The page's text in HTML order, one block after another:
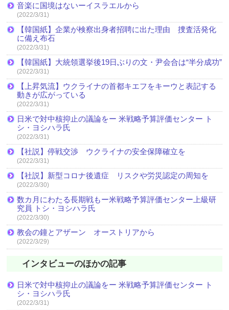
音楽に国境はないーイスラエルから
(2022/3/31)
【韓国紙】企業が検察出身者招聘に出た理由 捜査活発化
に備え布石
(2022/3/31)
【韓国紙】大統領選挙後19日ぶりの文・尹会合は“半分成功”
(2022/3/31)
【上昇気流】ウクライナの首都キエフをキーウと表記する
動きが広がっている
(2022/3/31)
日米で対中核抑止の議論をー 米戦略予算評価センター ト
シ・ヨシハラ氏
(2022/3/31)
【社説】停戦交渉 ウクライナの安全保障確立を
(2022/3/31)
【社説】新型コロナ後遺症 リスクや労災認定の周知を
(2022/3/30)
数カ月にわたる長期戦もー米戦略予算評価センター上級研
究員 トシ・ヨシハラ氏
(2022/3/30)
教会の鐘とアザーン オーストリアから
(2022/3/29)
インタビューのほかの記事
日米で対中核抑止の議論をー 米戦略予算評価センター ト
シ・ヨシハラ氏
(2022/3/31)